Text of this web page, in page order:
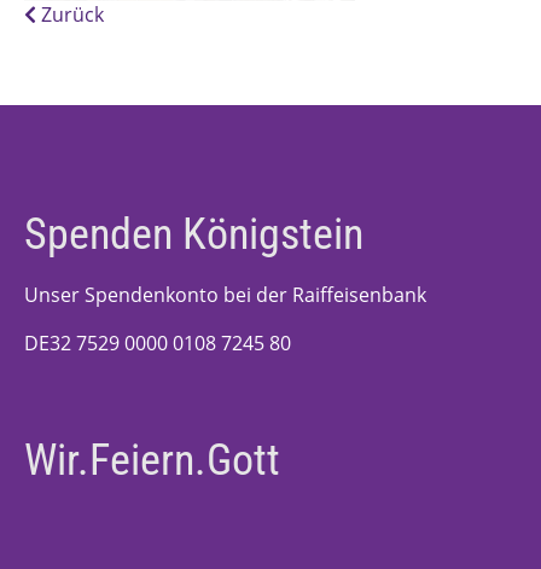
Zurück
Spenden Königstein
Unser Spendenkonto bei der Raiffeisenbank
DE32 7529 0000 0108 7245 80
Wir.Feiern.Gott